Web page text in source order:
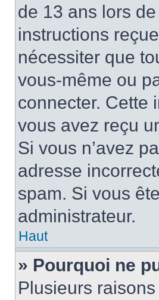
de 13 ans lors
instructions
nécessiter que
vous-même ou
connecter. Cette
vous avez reçu
Si vous n’avez
adresse
spam. Si vous
administrateur.
Haut
» Pourquoi ne
Plusieurs